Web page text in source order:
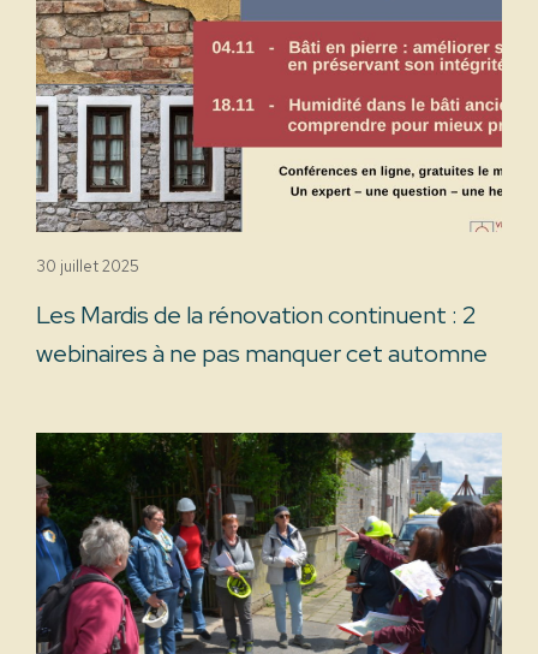
30 juillet 2025
Les Mardis de la rénovation continuent : 2
webinaires à ne pas manquer cet automne